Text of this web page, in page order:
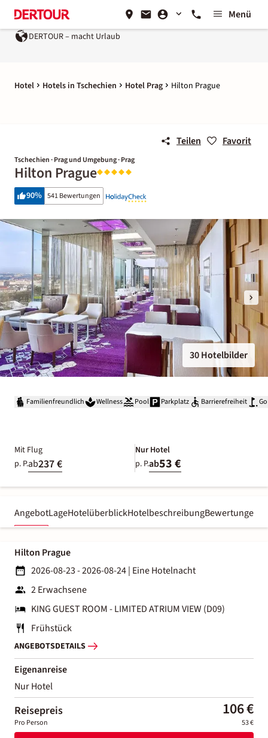
Menü
DERTOUR – macht Urlaub
Hotel Hotels in Tschechien Hotel Prag Hilton Prague
Teilen Favorit
Tschechien · Prag und Umgebung · Prag
Hilton Prague
90% 541 Bewertungen
30 Hotelbilder
Familienfreundlich Wellness Pool Parkplatz Barrierefreiheit
Mit Flug
p. P.ab237 €
Nur Hotel
p. P.ab53 €
AngebotLageHotelüberblickHotelbeschreibungBewertungen
Hilton Prague
2026-08-23 - 2026-08-24| Eine Hotelnacht
2 Erwachsene
KING GUEST ROOM - LIMITED ATRIUM VIEW (D09)
Frühstück
ANGEBOTSDETAILS
Eigenanreise
Nur Hotel
Reisepreis 106 €
Pro Person 53 €